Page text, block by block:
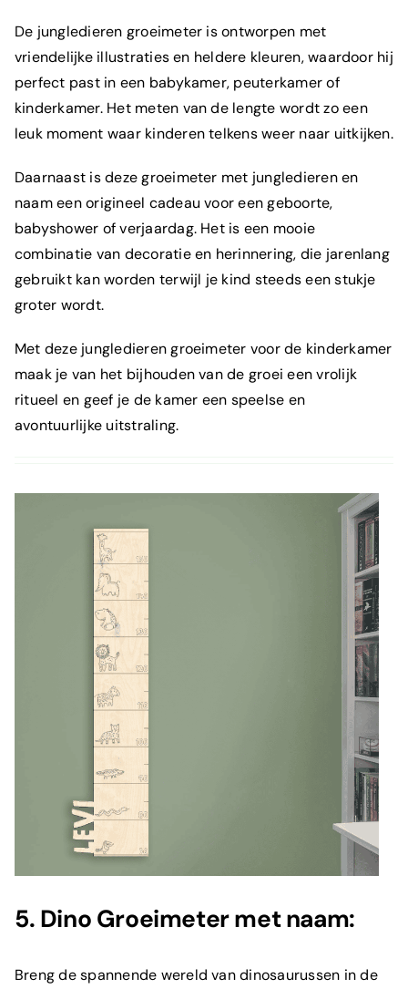
De jungledieren groeimeter is ontworpen met
vriendelijke illustraties en heldere kleuren, waardoor hij
perfect past in een babykamer, peuterkamer of
kinderkamer. Het meten van de lengte wordt zo een
leuk moment waar kinderen telkens weer naar uitkijken.
Daarnaast is deze groeimeter met jungledieren en
naam een origineel cadeau voor een geboorte,
babyshower of verjaardag. Het is een mooie
combinatie van decoratie en herinnering, die jarenlang
gebruikt kan worden terwijl je kind steeds een stukje
groter wordt.
Met deze jungledieren groeimeter voor de kinderkamer
maak je van het bijhouden van de groei een vrolijk
ritueel en geef je de kamer een speelse en
avontuurlijke uitstraling.
5. Dino Groeimeter met naam:
Breng de spannende wereld van dinosaurussen in de